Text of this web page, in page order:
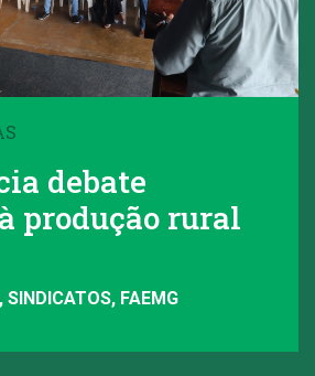
debate
produção rural
SINDICATOS, FAEMG